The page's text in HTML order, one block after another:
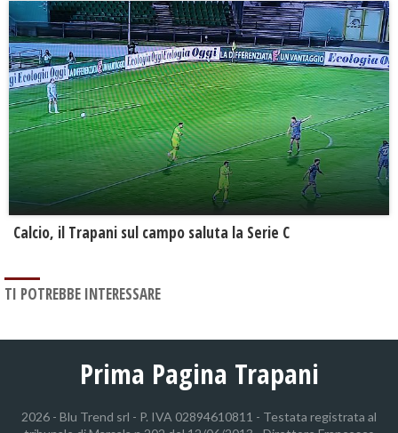
Calcio, il Trapani sul campo saluta la Serie C
TI POTREBBE INTERESSARE
Prima Pagina Trapani
2026 - Blu Trend srl - P. IVA 02894610811 - Testata registrata al